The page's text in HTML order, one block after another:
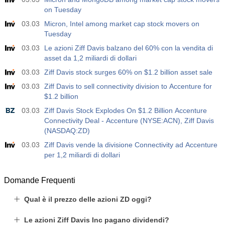
USD
CFTC Nasdaq 100 Posizioni Nette Non Commerciali
4.9 K
on Tuesday
03.03
Micron, Intel among market cap stock movers on
Tuesday
03.03
Le azioni Ziff Davis balzano del 60% con la vendita di
asset da 1,2 miliardi di dollari
03.03
Ziff Davis stock surges 60% on $1.2 billion asset sale
03.03
Ziff Davis to sell connectivity division to Accenture for
$1.2 billion
03.03
Ziff Davis Stock Explodes On $1.2 Billion Accenture
Connectivity Deal - Accenture (NYSE:ACN), Ziff Davis
(NASDAQ:ZD)
03.03
Ziff Davis vende la divisione Connectivity ad Accenture
per 1,2 miliardi di dollari
Domande Frequenti
Qual è il prezzo delle azioni ZD oggi?
Le azioni Ziff Davis Inc pagano dividendi?